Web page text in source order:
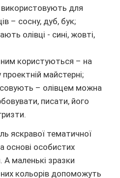
використовують для
– сосну, дуб, бук;
олівці - сині, жовті,
ним користуються – на
майстерні;
– олівцем можна
писати, його
яскравої тематичної
основі особистих
А маленькі зразки
кольорів допоможуть